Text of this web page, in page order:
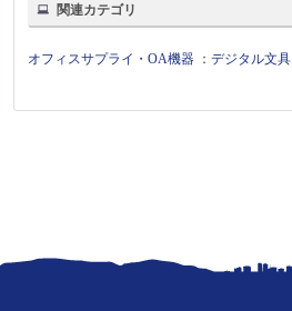
関連カテゴリ
オフィスサプライ・OA機器 ：デジタル文具